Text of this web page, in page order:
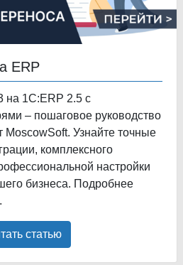
ERP
на 1С:ERP 2.5 с
– пошаговое руководство
MoscowSoft. Узнайте точные
комплексного
настройки
бизнеса. Подробнее
статью